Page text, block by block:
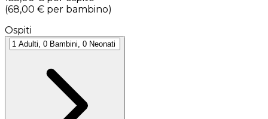
(68,00 € per bambino)
Ospiti